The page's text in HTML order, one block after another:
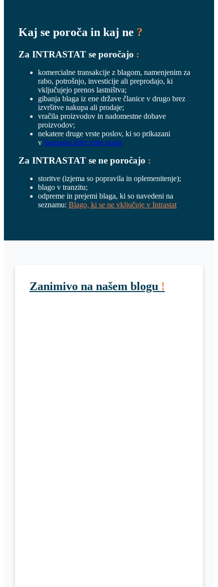
Kaj se poroča in kaj ne ?
Za INTRASTAT se poročajo :
komercialne transakcije z blagom, namenjenim za
rabo, potrošnjo, investicije ali preprodajo, ki
vključujejo prenos lastništva;
gibanja blaga iz ene države članice v drugo brez
izvršitve nakupa ali prodaje;
vračila proizvodov in nadomestne dobave
proizvodov;
nekatere druge vrste poslov, ki so prikazani
v Seznamu šifer vrste posla
Za INTRASTAT se ne poročajo :
storitve (izjema so popravila in oplemenitenje);
blago v tranzitu;
odpreme in prejemi blaga, ki so navedeni na
seznamu: Blago, ki se ne vključuje v Intrastat
Zanimivo na našem blogu !